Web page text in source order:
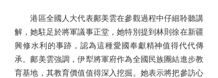
港區全國人大代表鄺美雲在參觀過程中仔細聆聽講
解，她駐足於將軍議事正堂，她特別提到林則徐在新疆
興修水利的事跡，認為這種愛國奉獻精神值得代代傳
承。鄺美雲強調，伊犁將軍府作為全國民族團結進步教
育基地，其教育價值值得深入挖掘。她表示將把參訪心